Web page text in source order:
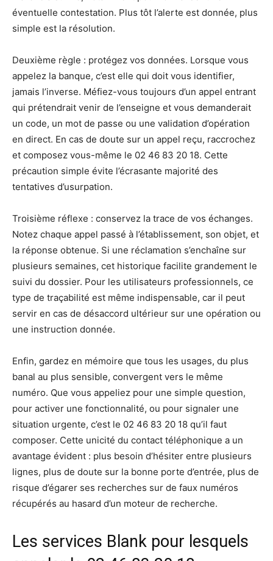
éventuelle contestation. Plus tôt l’alerte est donnée, plus
simple est la résolution.
Deuxième règle : protégez vos données. Lorsque vous
appelez la banque, c’est elle qui doit vous identifier,
jamais l’inverse. Méfiez-vous toujours d’un appel entrant
qui prétendrait venir de l’enseigne et vous demanderait
un code, un mot de passe ou une validation d’opération
en direct. En cas de doute sur un appel reçu, raccrochez
et composez vous-même le 02 46 83 20 18. Cette
précaution simple évite l’écrasante majorité des
tentatives d’usurpation.
Troisième réflexe : conservez la trace de vos échanges.
Notez chaque appel passé à l’établissement, son objet, et
la réponse obtenue. Si une réclamation s’enchaîne sur
plusieurs semaines, cet historique facilite grandement le
suivi du dossier. Pour les utilisateurs professionnels, ce
type de traçabilité est même indispensable, car il peut
servir en cas de désaccord ultérieur sur une opération ou
une instruction donnée.
Enfin, gardez en mémoire que tous les usages, du plus
banal au plus sensible, convergent vers le même
numéro. Que vous appeliez pour une simple question,
pour activer une fonctionnalité, ou pour signaler une
situation urgente, c’est le 02 46 83 20 18 qu’il faut
composer. Cette unicité du contact téléphonique a un
avantage évident : plus besoin d’hésiter entre plusieurs
lignes, plus de doute sur la bonne porte d’entrée, plus de
risque d’égarer ses recherches sur de faux numéros
récupérés au hasard d’un moteur de recherche.
Les services Blank pour lesquels